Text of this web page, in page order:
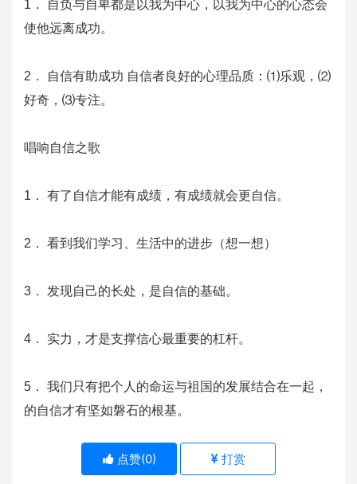
1． 自负与自卑都是以我为中心，以我为中心的心态会
使他远离成功。
2． 自信有助成功 自信者良好的心理品质：⑴乐观，⑵
好奇，⑶专注。
唱响自信之歌
1． 有了自信才能有成绩，有成绩就会更自信。
2． 看到我们学习、生活中的进步（想一想）
3． 发现自己的长处，是自信的基础。
4． 实力，才是支撑信心最重要的杠杆。
5． 我们只有把个人的命运与祖国的发展结合在一起，
的自信才有坚如磐石的根基。
点赞(0) 打赏